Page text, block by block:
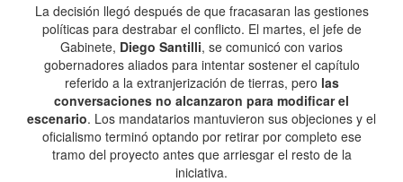
La decisión llegó después de que fracasaran las gestiones
políticas para destrabar el conflicto. El martes, el jefe de
Gabinete, Diego Santilli, se comunicó con varios
gobernadores aliados para intentar sostener el capítulo
referido a la extranjerización de tierras, pero las
conversaciones no alcanzaron para modificar el
escenario. Los mandatarios mantuvieron sus objeciones y el
oficialismo terminó optando por retirar por completo ese
tramo del proyecto antes que arriesgar el resto de la
iniciativa.